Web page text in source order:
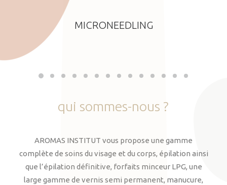
MICRONEEDLING
qui sommes-nous ?
AROMAS INSTITUT vous propose une gamme
complète de soins du visage et du corps, épilation ainsi
que l’épilation définitive, forfaits minceur LPG, une
large gamme de vernis semi permanent, manucure,